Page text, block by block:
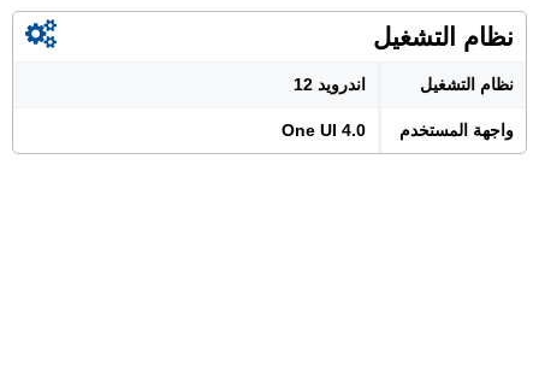
نظام التشغيل
نظام التشغيل اندرويد 12
واجهة المستخدم One UI 4.0